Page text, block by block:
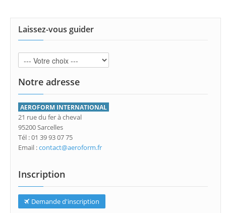
Laissez-vous guider
Notre adresse
AEROFORM INTERNATIONAL
21 rue du fer à cheval
95200 Sarcelles
Tél : 01 39 93 07 75
Email :contact@aeroform.fr
Inscription
Demande d'inscription